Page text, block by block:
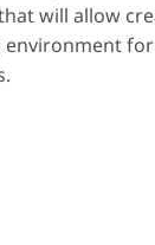
will allow